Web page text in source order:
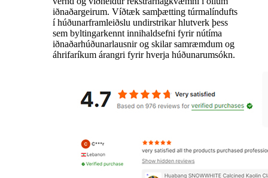
iðnaðargeirum. Víðtæk samþætting túrmalíndufts
í húðunarframleiðslu undirstrikar hlutverk þess
sem byltingarkennt innihaldsefni fyrir nútíma
iðnaðarhúðunarlausnir og skilar samræmdum og
áhrifaríkum árangri fyrir hverja húðunarumsókn.